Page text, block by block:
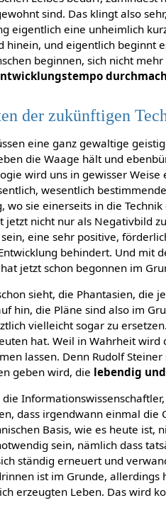
sind. Das klingt also
eigentlich eine unheimlich
hinein, und eigentlich beginnt
beginnen, sich nicht
der zukünftigen
eine ganz gewaltige
die Waage hält und
wird uns in gewisser
wesentlich
wo sie einerseits in die
jetzt nicht nur als Negativbild
eine sehr positive,
behindert. Und mit
jetzt schon begonnen im
sieht, die Phantasien, die
hin, die Pläne sind also im
vielleicht sogar zu
hat. Weil in Wahrheit
lassen. Denn Rudolf
geben wird, die lebendig
dass irgendwann einmal die
Basis, wie es heute ist,
sein, nämlich dass
ständig erneuert und
ist im Grunde,
erzeugten Leben. Das wird